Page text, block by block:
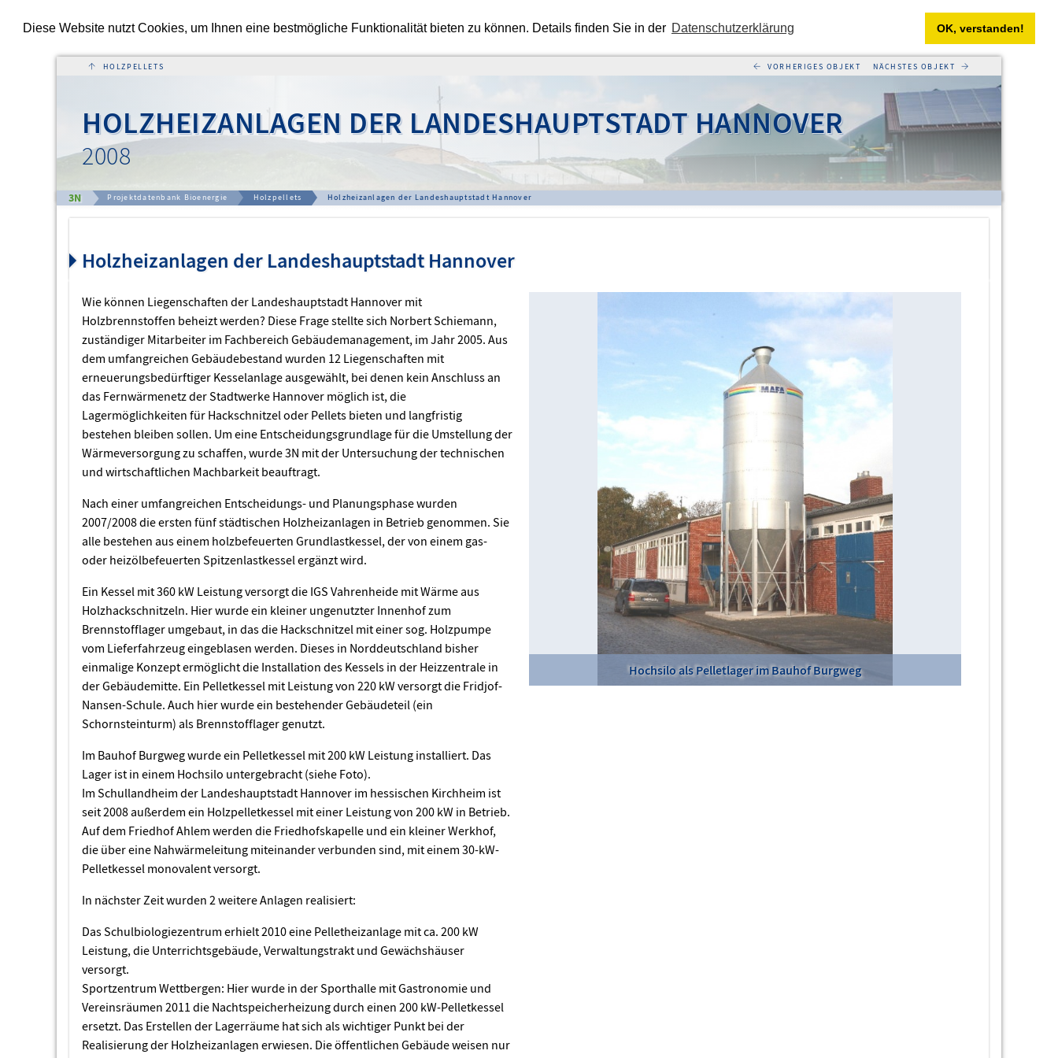
Diese Website nutzt Cookies, um Ihnen eine bestmögliche Funktionalität bieten zu können. Details finden Sie in der Datenschutzerklärung OK, verstanden!
↑ ← →
HOLZHEIZANLAGEN DER LANDESHAUPTSTADT HANNOVER
2008
3N Projektdatenbank Bioenergie Holzpellets Holzheizanlagen der Landeshauptstadt Hannover
Holzheizanlagen der Landeshauptstadt Hannover
Wie können Liegenschaften der Landeshauptstadt Hannover mit
Holzbrennstoffen beheizt werden? Diese Frage stellte sich Norbert Schiemann,
zuständiger Mitarbeiter im Fachbereich Gebäudemanagement, im Jahr 2005. Aus
dem umfangreichen Gebäudebestand wurden 12 Liegenschaften mit
erneuerungsbedürftiger Kesselanlage ausgewählt, bei denen kein Anschluss an
das Fernwärmenetz der Stadtwerke Hannover möglich ist, die
Lagermöglichkeiten für Hackschnitzel oder Pellets bieten und langfristig
bestehen bleiben sollen. Um eine Entscheidungsgrundlage für die Umstellung der
Wärmeversorgung zu schaffen, wurde 3N mit der Untersuchung der technischen
und wirtschaftlichen Machbarkeit beauftragt.
Nach einer umfangreichen Entscheidungs- und Planungsphase wurden
2007/2008 die ersten fünf städtischen Holzheizanlagen in Betrieb genommen. Sie
alle bestehen aus einem holzbefeuerten Grundlastkessel, der von einem gas-
oder heizölbefeuerten Spitzenlastkessel ergänzt wird.
Ein Kessel mit 360 kW Leistung versorgt die IGS Vahrenheide mit Wärme aus
Holzhackschnitzeln. Hier wurde ein kleiner ungenutzter Innenhof zum
Brennstofflager umgebaut, in das die Hackschnitzel mit einer sog. Holzpumpe
vom Lieferfahrzeug eingeblasen werden. Dieses in Norddeutschland bisher
einmalige Konzept ermöglicht die Installation des Kessels in der Heizzentrale in
der Gebäudemitte. Ein Pelletkessel mit Leistung von 220 kW versorgt die Fridjof-
Nansen-Schule. Auch hier wurde ein bestehender Gebäudeteil (ein
Schornsteinturm) als Brennstofflager genutzt.
Im Bauhof Burgweg wurde ein Pelletkessel mit 200 kW Leistung installiert. Das
Lager ist in einem Hochsilo untergebracht (siehe Foto).
Im Schullandheim der Landeshauptstadt Hannover im hessischen Kirchheim ist
seit 2008 außerdem ein Holzpelletkessel mit einer Leistung von 200 kW in Betrieb.
Auf dem Friedhof Ahlem werden die Friedhofskapelle und ein kleiner Werkhof,
die über eine Nahwärmeleitung miteinander verbunden sind, mit einem 30-kW-
Pelletkessel monovalent versorgt.
In nächster Zeit wurden 2 weitere Anlagen realisiert:
Das Schulbiologiezentrum erhielt 2010 eine Pelletheizanlage mit ca. 200 kW
Leistung, die Unterrichtsgebäude, Verwaltungstrakt und Gewächshäuser
versorgt.
Sportzentrum Wettbergen: Hier wurde in der Sporthalle mit Gastronomie und
Vereinsräumen 2011 die Nachtspeicherheizung durch einen 200 kW-Pelletkessel
ersetzt. Das Erstellen der Lagerräume hat sich als wichtiger Punkt bei der
Realisierung der Holzheizanlagen erwiesen. Die öffentlichen Gebäude weisen nur
Hochsilo als Pelletlager im Bauhof Burgweg